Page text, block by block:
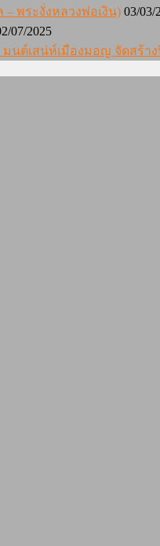
พระงั่งหลวงพ่อเงิน) 03/03/
07/2025
มนต์เสน่ห์เมืองมอญ จัดสร้า